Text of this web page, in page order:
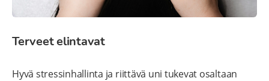
Terveet elintavat
Hyvä stressinhallinta ja riittävä uni tukevat osaltaan